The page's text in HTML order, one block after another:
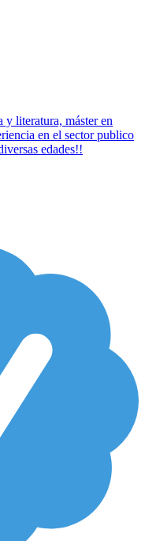
y literatura, máster en
en el sector publico
edades!!